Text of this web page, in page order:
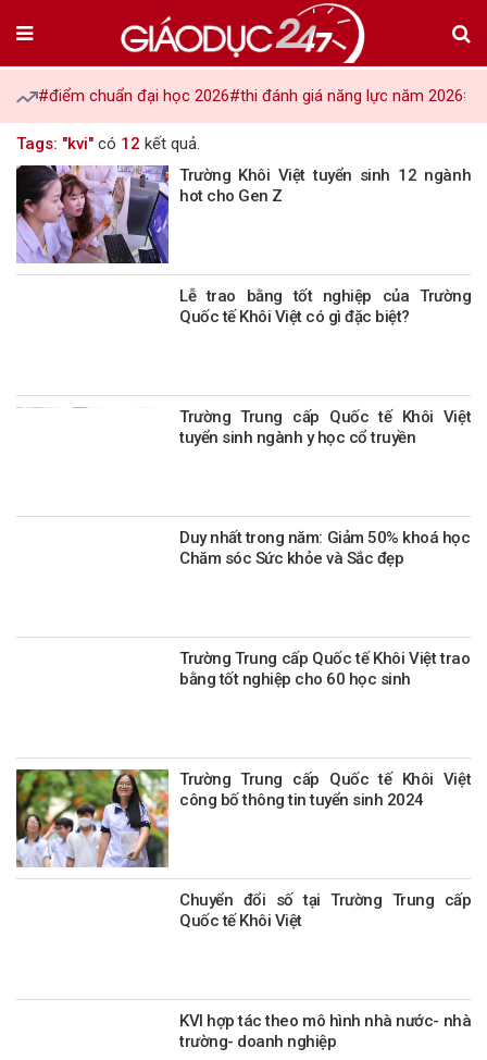
#điểm chuẩn đại học 2026#thi đánh giá năng lực năm 2026
Tags: "kvi" có 12 kết quả.
Trường Khôi Việt tuyển sinh 12 ngành
hot cho Gen Z
Lễ trao bằng tốt nghiệp của Trường
Quốc tế Khôi Việt có gì đặc biệt?
Trường Trung cấp Quốc tế Khôi Việt
tuyển sinh ngành y học cổ truyền
Duy nhất trong năm: Giảm 50% khoá học
Chăm sóc Sức khỏe và Sắc đẹp
Trường Trung cấp Quốc tế Khôi Việt trao
bằng tốt nghiệp cho 60 học sinh
Trường Trung cấp Quốc tế Khôi Việt
công bố thông tin tuyển sinh 2024
Chuyển đổi số tại Trường Trung cấp
Quốc tế Khôi Việt
KVI hợp tác theo mô hình nhà nước- nhà
trường- doanh nghiệp